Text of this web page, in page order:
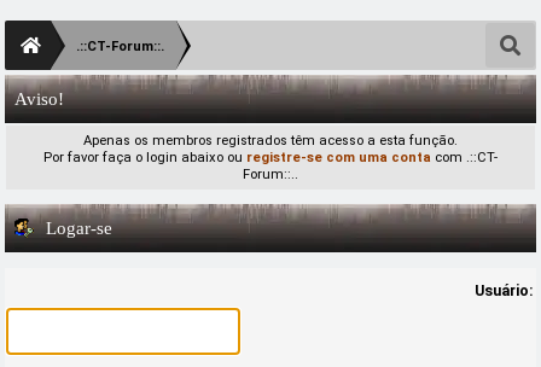
.::CT-Forum::.
Aviso!
Apenas os membros registrados têm acesso a esta função.
Por favor faça o login abaixo ou registre-se com uma conta com .::CT-
Forum::..
Logar-se
Usuário: